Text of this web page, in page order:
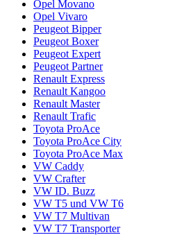
Opel Movano
Opel Vivaro
Peugeot Bipper
Peugeot Boxer
Peugeot Expert
Peugeot Partner
Renault Express
Renault Kangoo
Renault Master
Renault Trafic
Toyota ProAce
Toyota ProAce City
Toyota ProAce Max
VW Caddy
VW Crafter
VW ID. Buzz
VW T5 und VW T6
VW T7 Multivan
VW T7 Transporter